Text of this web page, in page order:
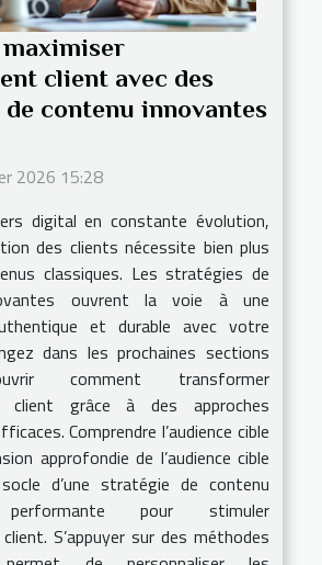
client avec des
contenu innovantes
2026 15:28
digital en constante évolution,
des clients nécessite bien plus
classiques. Les stratégies de
ouvrent la voie à une
et durable avec votre
dans les prochaines sections
comment transformer
client grâce à des approches
Comprendre l’audience cible
approfondie de l’audience cible
d’une stratégie de contenu
performante pour stimuler
S’appuyer sur des méthodes